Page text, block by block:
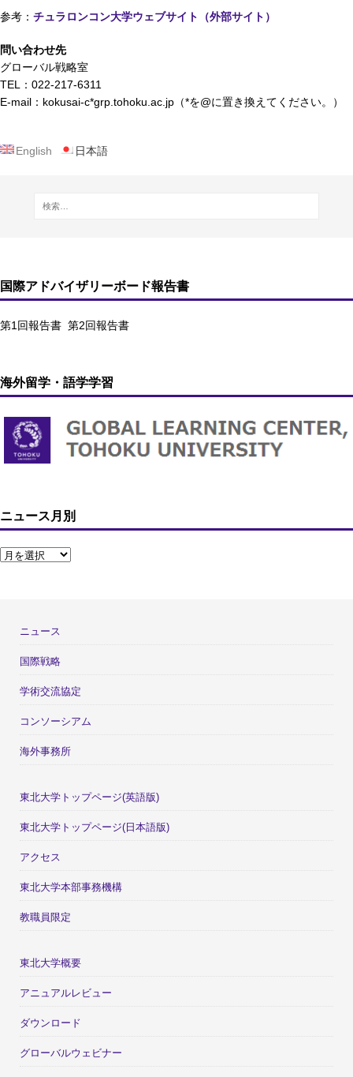
参考： チュラロンコン大学ウェブサイト（外部サイト）
問い合わせ先
グローバル戦略室
TEL：022-217-6311
E-mail：kokusai-c*grp.tohoku.ac.jp（*を@に置き換えてください。）
English 日本語
国際アドバイザリーボード報告書
第1回報告書 第2回報告書
海外留学・語学学習
ニュース月別
ニュース
国際戦略
学術交流協定
コンソーシアム
海外事務所
東北大学トップページ(英語版)
東北大学トップページ(日本語版)
アクセス
東北大学本部事務機構
教職員限定
東北大学概要
アニュアルレビュー
ダウンロード
グローバルウェビナー